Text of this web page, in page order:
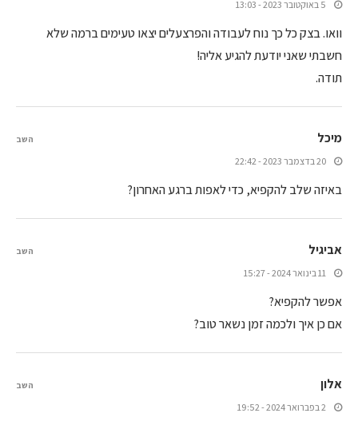
5 באוקטובר 2023 - 13:03
וואו. בצק כל כך נוח לעבודה והפרצעלים יצאו טעימים ברמה שלא
חשבתי שאני יודעת להגיע אליה!
תודה.
מיכל
20 בדצמבר 2023 - 22:42
באיזה שלב להקפיא, כדי לאפות ברגע האחרון?
השב
אביגיל
11 בינואר 2024 - 15:27
אפשר להקפיא?
אם כן איך ולכמה זמן נשאר טוב?
השב
אלון
2 בפברואר 2024 - 19:52
השב